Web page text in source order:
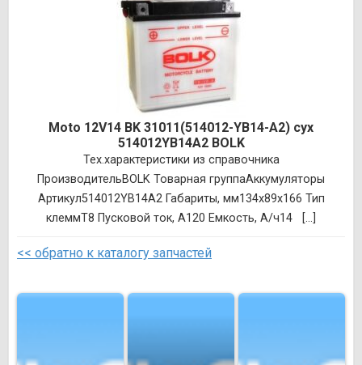
Moto 12V14 BK 31011(514012-YB14-А2) сух
514012YB14A2 BOLK
Тех.характеристики из справочника
ПроизводительBOLK Товарная группаАккумуляторы
Артикул514012YB14A2 Габариты, мм134x89x166 Тип
клеммT8 Пусковой ток, А120 Емкость, А/ч14 [...]
<< обратно к каталогу запчастей